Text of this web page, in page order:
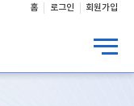
홈 로그인 회원가입